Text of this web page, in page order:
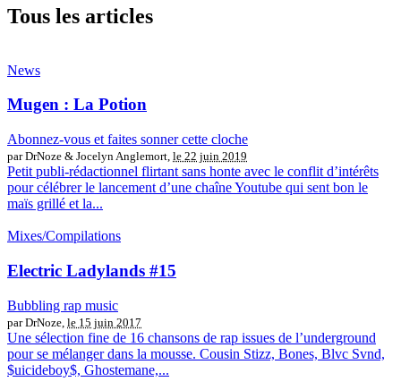
Tous les articles
News
Mugen : La Potion
Abonnez-vous et faites sonner cette cloche
par DrNoze & Jocelyn Anglemort, le 22 juin 2019
Petit publi-rédactionnel flirtant sans honte avec le conflit d’intérêts
pour célébrer le lancement d’une chaîne Youtube qui sent bon le
maïs grillé et la...
Mixes/Compilations
Electric Ladylands #15
Bubbling rap music
par DrNoze, le 15 juin 2017
Une sélection fine de 16 chansons de rap issues de l’underground
pour se mélanger dans la mousse. Cousin Stizz, Bones, Blvc Svnd,
$uicideboy$, Ghostemane,...